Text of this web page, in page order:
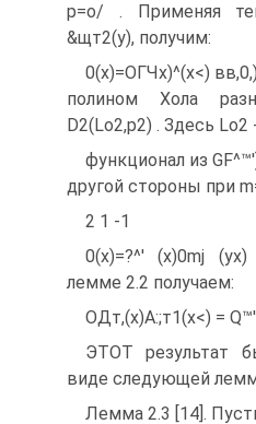
р=о/ . Применяя
&щт2(у), получим:
0(х)=ОГЧх)^(х<)
полином Хола
D2(Lo2,p2) . Здесь
функционал из
другой стороны при
2 1 -1
0(х)=?^' (x)0mj
лемме 2.2 получаем:
ОДт,(х)А:;т1(х<) =
ЭТОТ результат
виде следующей
Лемма 2.3 [14].